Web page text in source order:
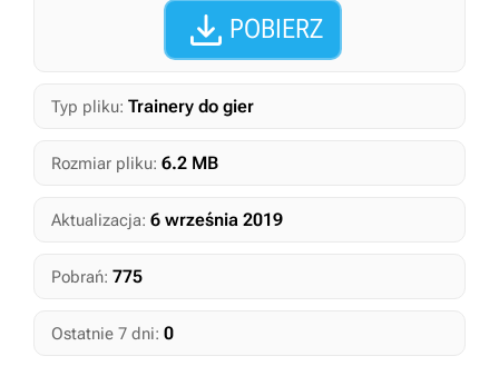
 POBIERZ
Typ pliku: Trainery do gier
Rozmiar pliku: 6.2 MB
Aktualizacja: 6 września 2019
Pobrań: 775
Ostatnie 7 dni: 0